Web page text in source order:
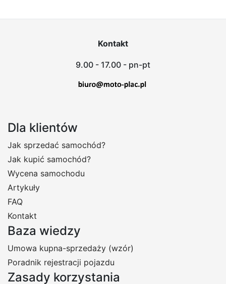
Kontakt
9.00 - 17.00 - pn-pt
Dla klientów
Jak sprzedać samochód?
Jak kupić samochód?
Wycena samochodu
Artykuły
FAQ
Kontakt
Baza wiedzy
Umowa kupna-sprzedaży (wzór)
Poradnik rejestracji pojazdu
Zasady korzystania